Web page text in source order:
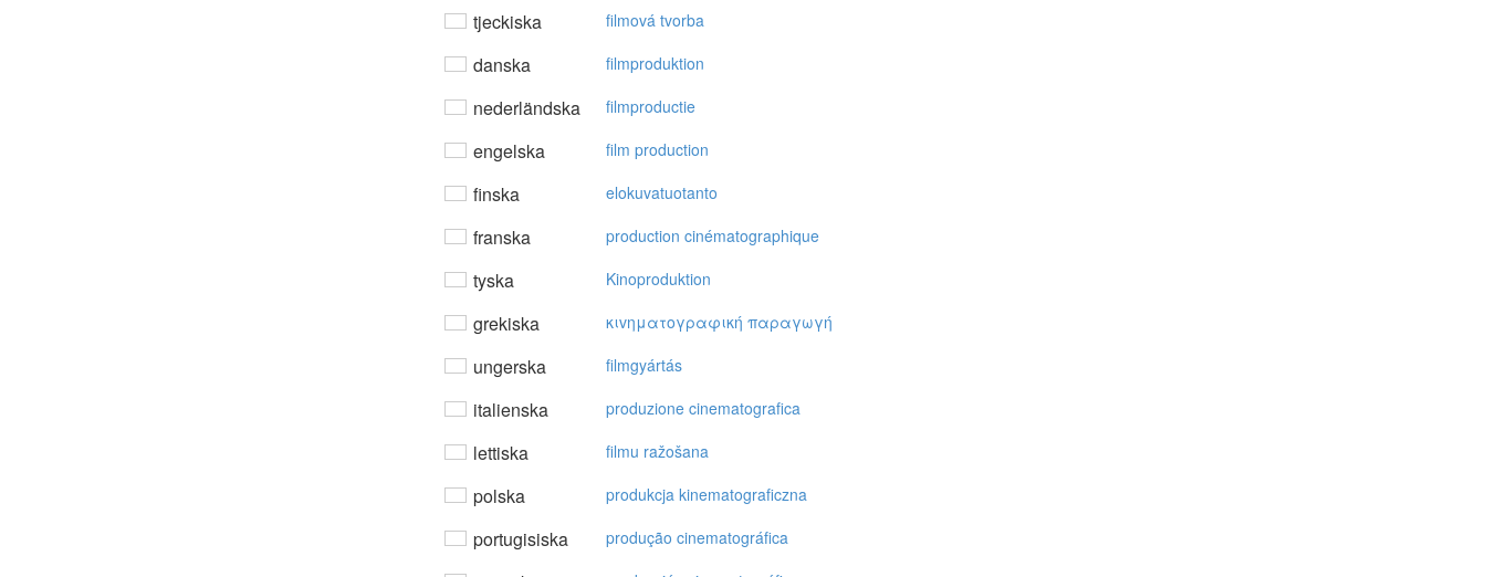
tjeckiska filmová tvorba
danska filmproduktion
nederländska filmproductie
engelska film production
finska elokuvatuotanto
franska production cinématographique
tyska Kinoproduktion
grekiska κιvηματoγραφική παραγωγή
ungerska filmgyártás
italienska produzione cinematografica
lettiska filmu ražošana
polska produkcja kinematograficzna
portugisiska produção cinematográfica